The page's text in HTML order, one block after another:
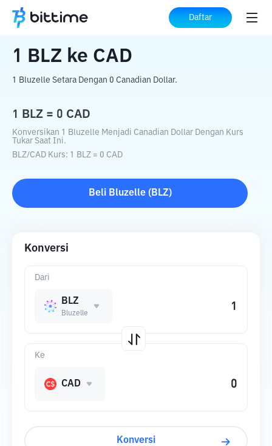
Daftar
Beranda Konverter Kripto ke CAD
1 BLZ ke CAD
1 Bluzelle Setara Dengan 0 Canadian Dollar.
1 BLZ = 0 CAD
Konversikan 1 Bluzelle Menjadi Canadian Dollar Dengan Kurs
Tukar Saat Ini.
BLZ/CAD Kurs: 1 BLZ = 0 CAD
Beli Bluzelle( BLZ)
Konversi
Dari
BLZ
Bluzelle
Ke
CAD
Konversi